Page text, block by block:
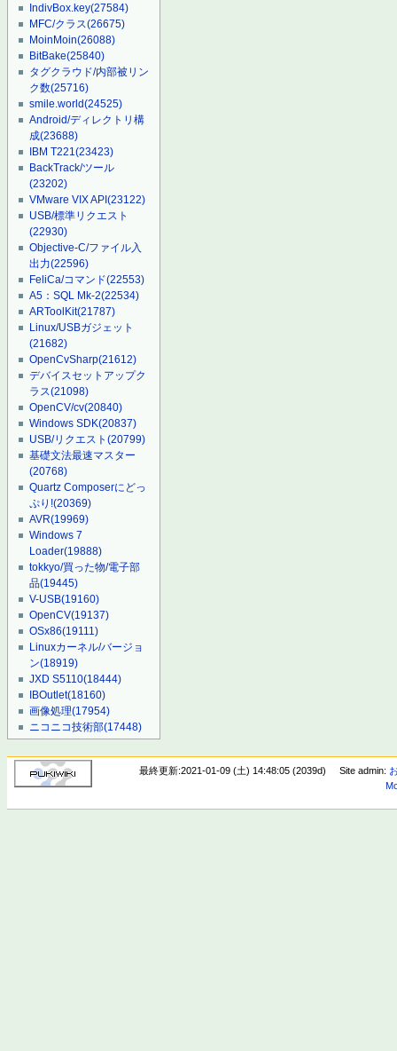
IndivBox.key(27584)
MFC/クラス(26675)
MoinMoin(26088)
BitBake(25840)
タグクラウド/内部被リン
ク数(25716)
smile.world(24525)
Android/ディレクトリ構
成(23688)
IBM T221(23423)
BackTrack/ツール
(23202)
VMware VIX API(23122)
USB/標準リクエスト
(22930)
Objective-C/ファイル入
出力(22596)
FeliCa/コマンド(22553)
A5：SQL Mk-2(22534)
ARToolKit(21787)
Linux/USBガジェット
(21682)
OpenCvSharp(21612)
デバイスセットアップク
ラス(21098)
OpenCV/cv(20840)
Windows SDK(20837)
USB/リクエスト(20799)
基礎文法最速マスター
(20768)
Quartz Composerにどっ
ぷり!(20369)
AVR(19969)
Windows 7
Loader(19888)
tokkyo/買った物/電子部
品(19445)
V-USB(19160)
OpenCV(19137)
OSx86(19111)
Linuxカーネル/バージョ
ン(18919)
JXD S5110(18444)
IBOutlet(18160)
画像処理(17954)
ニコニコ技術部(17448)
最終更新:2021-01-09 (土) 14:48:05 (2039d) Site admin: